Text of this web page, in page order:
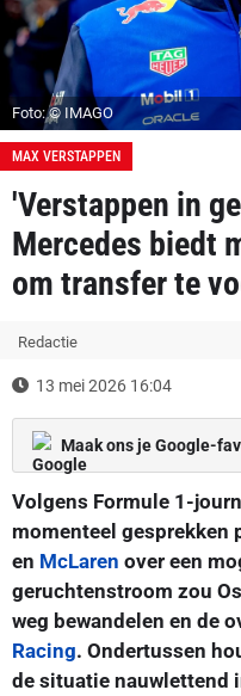
Foto: © IMAGO
MAX VERSTAPPEN
'Verstappen in
Mercedes biedt
om transfer te
Redactie
13 mei 2026 16:04
Maak ons je Google-
Volgens Formule 1-
momenteel gesprekken
en McLaren over een
geruchtenstroom zou
weg bewandelen en de
Racing. Ondertussen
de situatie nauwlettend